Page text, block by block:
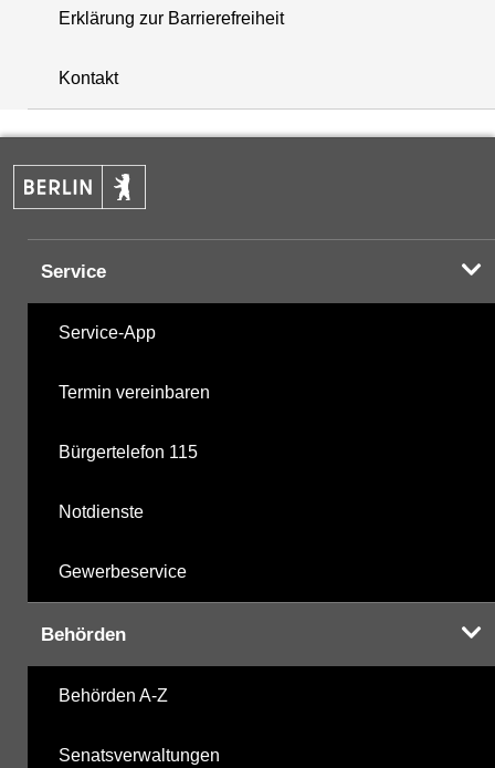
+
−
Erklärung zur Barrierefreiheit
Kontakt
Service
Service-App
Termin vereinbaren
Bürgertelefon 115
Notdienste
Gewerbeservice
Behörden
Behörden A-Z
Senatsverwaltungen